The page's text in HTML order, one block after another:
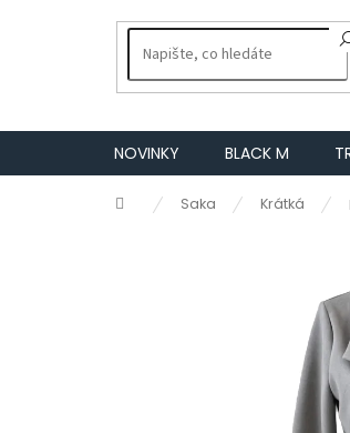
NOVINKY BLACK M
Domů Saka Krátká